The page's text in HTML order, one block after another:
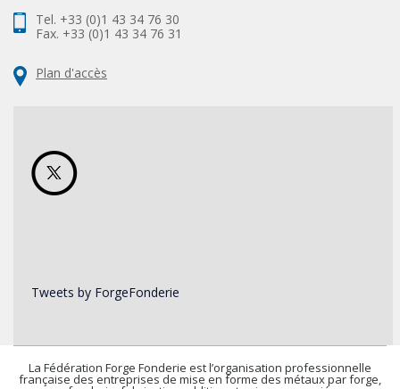
Tel. +33 (0)1 43 34 76 30
Fax. +33 (0)1 43 34 76 31
Plan d'accès
Tweets by ForgeFonderie
La Fédération Forge Fonderie est l’organisation professionnelle
française des entreprises de mise en forme des métaux par forge,